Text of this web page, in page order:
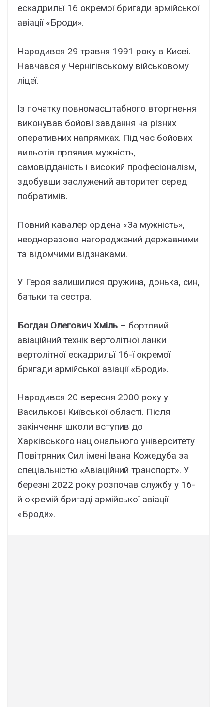
ескадрильї 16 окремої бригади армійської
авіації «Броди».
Народився 29 травня 1991 року в Києві.
Навчався у Чернігівському військовому
ліцеї.
Із початку повномасштабного вторгнення
виконував бойові завдання на різних
оперативних напрямках. Під час бойових
вильотів проявив мужність,
самовідданість і високий професіоналізм,
здобувши заслужений авторитет серед
побратимів.
Повний кавалер ордена «За мужність»,
неодноразово нагороджений державними
та відомчими відзнаками.
У Героя залишилися дружина, донька, син,
батьки та сестра.
Богдан Олегович Хміль – бортовий
авіаційний технік вертолітної ланки
вертолітної ескадрильї 16-ї окремої
бригади армійської авіації «Броди».
Народився 20 вересня 2000 року у
Василькові Київської області. Після
закінчення школи вступив до
Харківського національного університету
Повітряних Сил імені Івана Кожедуба за
спеціальністю «Авіаційний транспорт». У
березні 2022 року розпочав службу у 16-
й окремій бригаді армійської авіації
«Броди».